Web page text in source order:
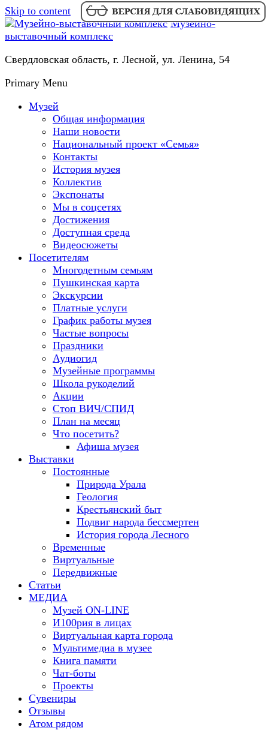
Skip to content
Музейно-
выставочный комплекс
Свердловская область, г. Лесной, ул. Ленина, 54
Primary Menu
Музей
Общая информация
Наши новости
Национальный проект «Семья»
Контакты
История музея
Коллектив
Экспонаты
Мы в соцсетях
Достижения
Доступная среда
Видеосюжеты
Посетителям
Многодетным семьям
Пушкинская карта
Экскурсии
Платные услуги
График работы музея
Частые вопросы
Праздники
Аудиогид
Музейные программы
Школа рукоделий
Акции
Стоп ВИЧ/СПИД
План на месяц
Что посетить?
Афиша музея
Выставки
Постоянные
Природа Урала
Геология
Крестьянский быт
Подвиг народа бессмертен
История города Лесного
Временные
Виртуальные
Передвижные
Статьи
МЕДИА
Музей ON-LINE
И100рия в лицах
Виртуальная карта города
Мультимедиа в музее
Книга памяти
Чат-боты
Проекты
Сувениры
Отзывы
Атом рядом